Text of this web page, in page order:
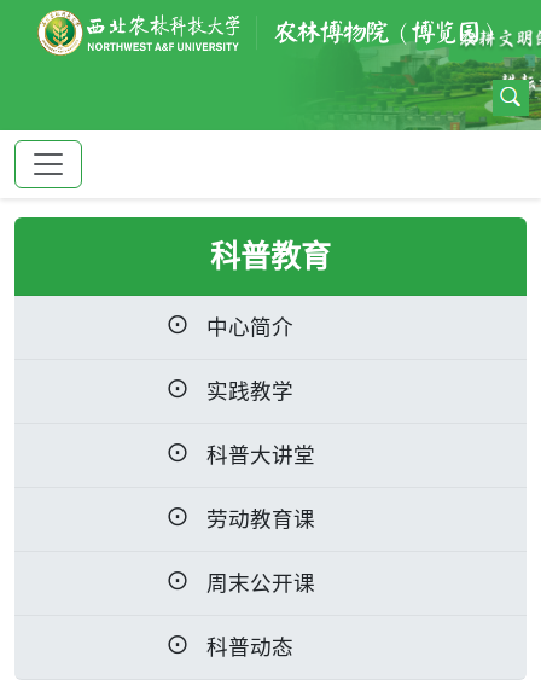
科普教育
中心简介
实践教学
科普大讲堂
劳动教育课
周末公开课
科普动态